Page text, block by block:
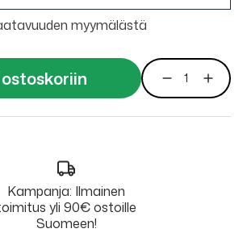
myymälästä
Kampanja: Ilmainen
yli 90€ ostoille
Suomeen!